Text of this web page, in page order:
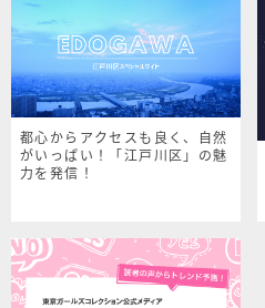
都心からアクセスも良く、自然
がいっぱい！「江戸川区」の魅
力を発信！